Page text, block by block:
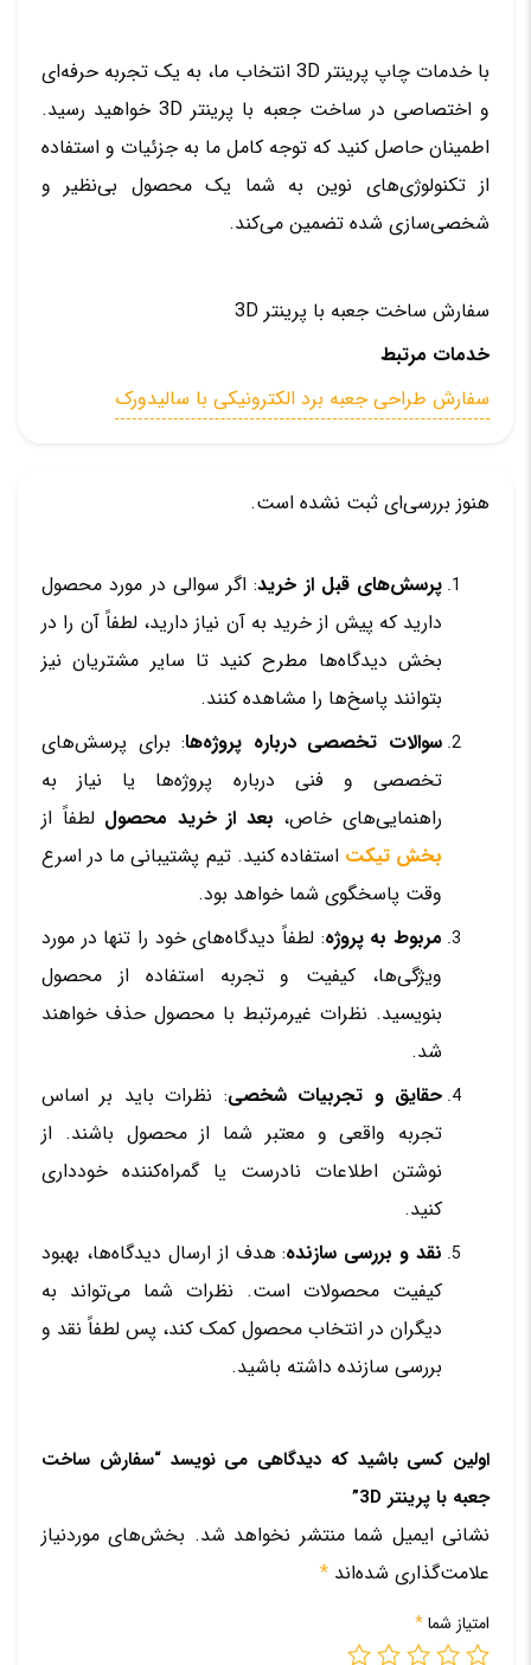
با خدمات چاپ پرینتر 3D انتخاب ما، به یک تجربه حرفه‌ای
و اختصاصی در ساخت جعبه با پرینتر 3D خواهید رسید.
اطمینان حاصل کنید که توجه کامل ما به جزئیات و استفاده
از تکنولوژی‌های نوین به شما یک محصول بی‌نظیر و
شخصی‌سازی شده تضمین می‌کند.
سفارش ساخت جعبه با پرینتر 3D
خدمات مرتبط
سفارش طراحی جعبه برد الکترونیکی با سالیدورک
هنوز بررسی‌ای ثبت نشده است.
پرسش‌های قبل از خرید: اگر سوالی در مورد محصول
دارید که پیش از خرید به آن نیاز دارید، لطفاً آن را در
بخش دیدگاه‌ها مطرح کنید تا سایر مشتریان نیز
بتوانند پاسخ‌ها را مشاهده کنند.
سوالات تخصصی درباره پروژه‌ها: برای پرسش‌های
تخصصی و فنی درباره پروژه‌ها یا نیاز به
راهنمایی‌های خاص، بعد از خرید محصول لطفاً از
بخش تیکت استفاده کنید. تیم پشتیبانی ما در اسرع
وقت پاسخگوی شما خواهد بود.
مربوط به پروژه: لطفاً دیدگاه‌های خود را تنها در مورد
ویژگی‌ها، کیفیت و تجربه استفاده از محصول
بنویسید. نظرات غیرمرتبط با محصول حذف خواهند
شد.
حقایق و تجربیات شخصی: نظرات باید بر اساس
تجربه واقعی و معتبر شما از محصول باشند. از
نوشتن اطلاعات نادرست یا گمراه‌کننده خودداری
کنید.
نقد و بررسی سازنده: هدف از ارسال دیدگاه‌ها، بهبود
کیفیت محصولات است. نظرات شما می‌تواند به
دیگران در انتخاب محصول کمک کند، پس لطفاً نقد و
بررسی سازنده داشته باشید.
اولین کسی باشید که دیدگاهی می نویسد “سفارش ساخت
جعبه با پرینتر 3D”
نشانی ایمیل شما منتشر نخواهد شد. بخش‌های موردنیاز
علامت‌گذاری شده‌اند *
امتیاز شما*